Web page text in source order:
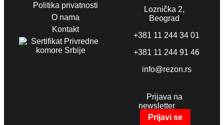
Politika privatnosti
O nama
Kontakt
Loznička 2,
Beograd
+381 11 244 34 01
+381 11 244 91 46
info@rezon.rs
Prijava na
newsletter
Prijavi se